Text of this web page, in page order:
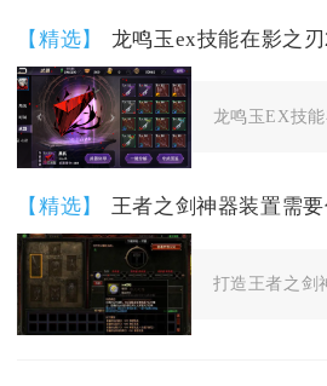
【精选】 龙鸣玉ex技能在影之
龙鸣玉EX技
【精选】 王者之剑神器装置需
打造王者之剑